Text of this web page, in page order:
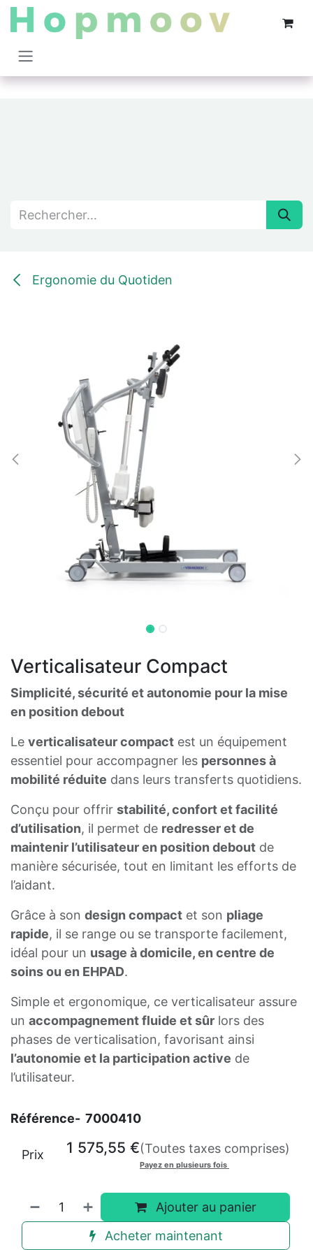
Se rendre au contenu
Ergonomie du Quotiden
Verticalisateur Compact
Simplicité, sécurité et autonomie pour la mise
en position debout
Le verticalisateur compact est un équipement
essentiel pour accompagner les personnes à
mobilité réduite dans leurs transferts quotidiens.
Conçu pour offrir stabilité, confort et facilité
d’utilisation, il permet de redresser et de
maintenir l’utilisateur en position debout de
manière sécurisée, tout en limitant les efforts de
l’aidant.
Grâce à son design compact et son pliage
rapide, il se range ou se transporte facilement,
idéal pour un usage à domicile, en centre de
soins ou en EHPAD.
Simple et ergonomique, ce verticalisateur assure
un accompagnement fluide et sûr lors des
phases de verticalisation, favorisant ainsi
l’autonomie et la participation active de
l’utilisateur.
Référence- 7000410
Ajouter au panier
Acheter maintenant
Prix 1 575,55 €(Toutes taxes comprises)
Payez en plusieurs fois